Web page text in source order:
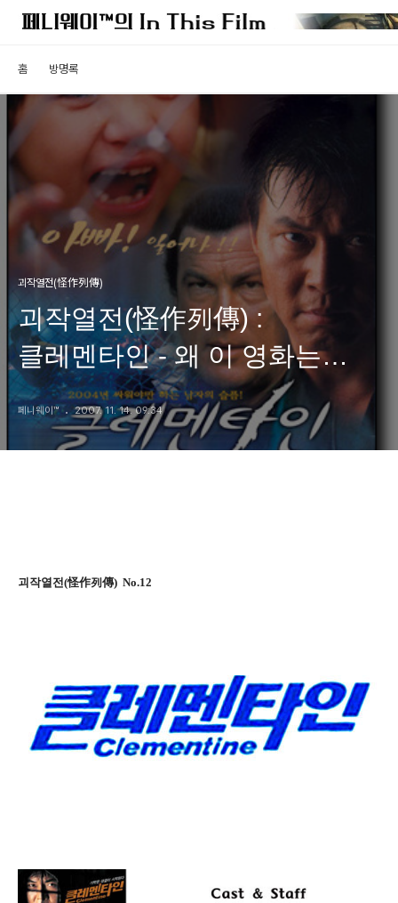
홈 방명록
괴작열전(怪作列傳)
괴작열전(怪作列傳) :
클레멘타인 - 왜 이 영화는
수많은 사람을 울게
만들었는가?
페니웨이™ 2007. 11. 14. 09:34
괴작열전(怪作列傳) No.12